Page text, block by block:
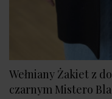
Wełniany Żakiet z
czarnym Mistero